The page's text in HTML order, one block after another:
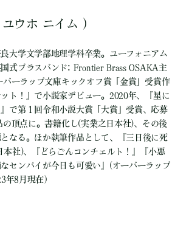
ウホ ニイム ）
大学文学部地理学科卒業。ユーフォニアム
式ブラスバンド: Frontier Brass OSAKA主
バーラップ文庫キックオフ賞「金賞」受賞作
ット！』で小説家デビュー。2020年、『星に
で第１回令和小説大賞「大賞」受賞、応募
の頂点に。書籍化し(実業之日本社)、その後
となる。ほか執筆作品として、『三日後に死
本社)、『どらごんコンチェルト！』『小悪
センパイが今日も可愛い』(オーバーラップ
年8月現在）